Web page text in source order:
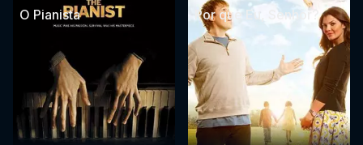
O Pianista Por que Eu, Senhor?